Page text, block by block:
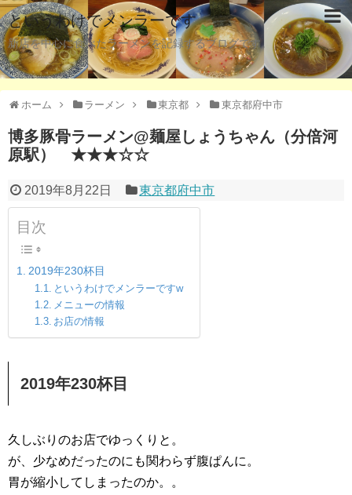
というわけでメンラーです
新店を中心に食べたラーメンを記録するブログです。
ホーム ラーメン 東京都 東京都府中市
博多豚骨ラーメン@麺屋しょうちゃん（分倍河
原駅） ★★★☆☆
2019年8月22日 東京都府中市
目次
2019年230杯目
というわけでメンラーですw
メニューの情報
お店の情報
2019年230杯目
久しぶりのお店でゆっくりと。
が、少なめだったのにも関わらず腹ぱんに。
胃が縮小してしまったのか。。